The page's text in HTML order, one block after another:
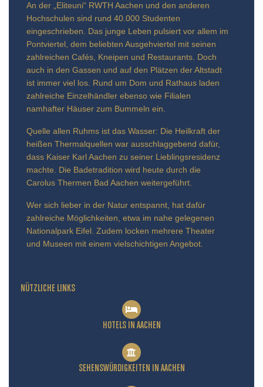
An der „Eliteuni“ RWTH Aachen und den anderen
Hochschulen sind rund 40.000 Studenten
eingeschrieben. Das junge Leben pulsiert vor allem im
Pontviertel, dem beliebten Ausgehviertel mit seinen
zahlreichen Cafés, Kneipen und Restaurants. Doch
auch in den Gassen und auf den Plätzen der Altstadt
ist immer viel los. Rund um Dom und Rathaus laden
zahlreiche Einzelhändler ebenso wie Filialen
namhafter Häuser zum Bummeln ein.
Quelle allen Ruhms ist das Wasser: Die Heilkraft der
heißen Thermalquellen war ausschlaggebend dafür,
dass Kaiser Karl Aachen zu seiner Lieblingsresidenz
machte. Die Badetradition wird heute durch die
Carolus Thermen Bad Aachen weitergeführt.
Wer sich lieber in der Natur entspannt, hat dafür
zahlreiche Möglichkeiten, etwa im nahe gelegenen
Nationalpark Eifel. Zudem locken mehrere Theater
und Museen mit einem vielschichtigen Angebot.
NÜTZLICHE LINKS
HOTELS IN AACHEN
SEHENSWÜRDIGKEITEN IN AACHEN